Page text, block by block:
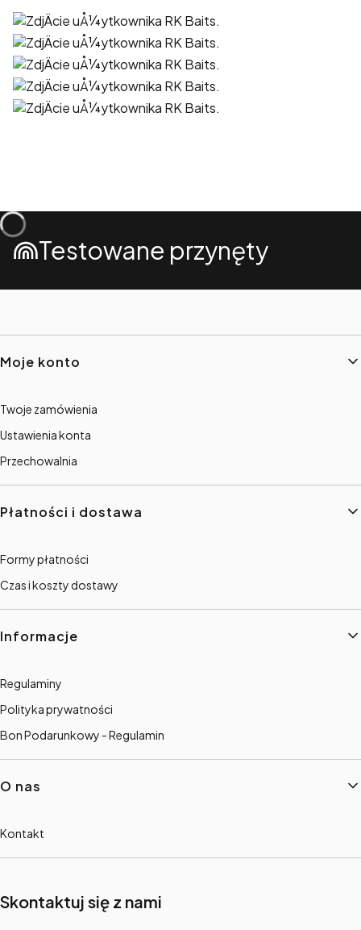
Testowane przynęty
Linki w stopce
Moje konto
Twoje zamówienia
Ustawienia konta
Przechowalnia
Płatności i dostawa
Formy płatności
Czas i koszty dostawy
Informacje
Regulaminy
Polityka prywatności
Bon Podarunkowy - Regulamin
O nas
Kontakt
Skontaktuj się z nami